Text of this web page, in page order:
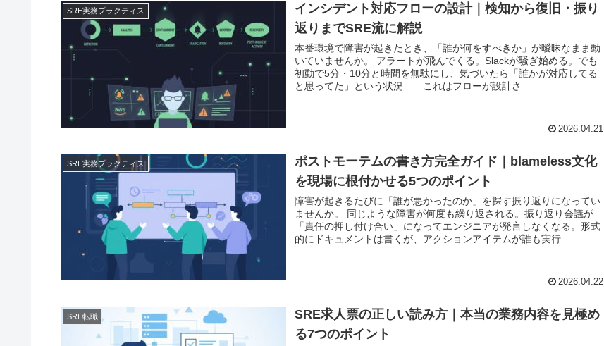
SRE実務プラクティス
インシデント対応フローの設計｜検知から復旧・振り
返りまでSRE流に解説
本番環境で障害が起きたとき、「誰が何をすべきか」が曖昧なまま動
いていませんか。 アラートが飛んでくる。Slackが騒ぎ始める。でも
初動で5分・10分と時間を無駄にし、気づいたら「誰かが対応してる
と思ってた」という状況——これはフローが設計さ...
2026.04.21
SRE実務プラクティス
ポストモーテムの書き方完全ガイド｜blameless文化
を現場に根付かせる5つのポイント
障害が起きるたびに「誰が悪かったのか」を探す振り返りになってい
ませんか。 同じような障害が何度も繰り返される。振り返り会議が
「責任の押し付け合い」になってエンジニアが発言しなくなる。形式
的にドキュメントは書くが、アクションアイテムが誰も実行...
2026.04.22
SRE転職
SRE求人票の正しい読み方｜本当の業務内容を見極め
る7つのポイント